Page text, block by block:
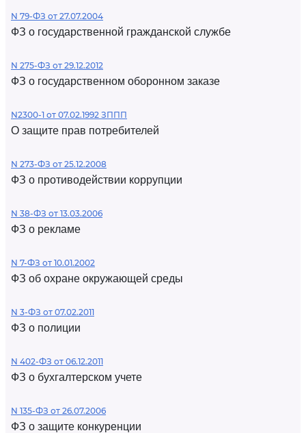
N 79-ФЗ от 27.07.2004
ФЗ о государственной гражданской службе
N 275-ФЗ от 29.12.2012
ФЗ о государственном оборонном заказе
N2300-1 от 07.02.1992 ЗППП
О защите прав потребителей
N 273-ФЗ от 25.12.2008
ФЗ о противодействии коррупции
N 38-ФЗ от 13.03.2006
ФЗ о рекламе
N 7-ФЗ от 10.01.2002
ФЗ об охране окружающей среды
N 3-ФЗ от 07.02.2011
ФЗ о полиции
N 402-ФЗ от 06.12.2011
ФЗ о бухгалтерском учете
N 135-ФЗ от 26.07.2006
ФЗ о защите конкуренции